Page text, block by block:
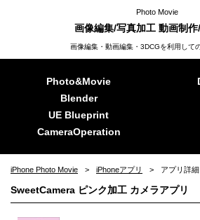
Photo Movie
画像編集/写真加工 動画制
画像編集・動画編集・3DCGを利用して
Photo&Movie
Blender
UE Blueprint
CameraOperation
iPhone Photo Movie iPhoneアプリ アプリ詳細
SweetCamera ピンク加工 カメラアプリ